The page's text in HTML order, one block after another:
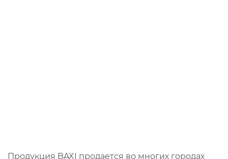
Продукция BAXI продается во многих городах